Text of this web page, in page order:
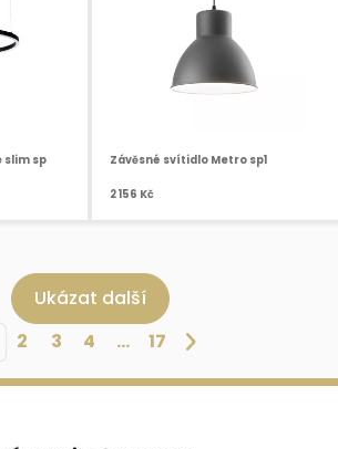
slim sp
Závěsné svítidlo Metro sp1
2 156 Kč
Ukázat další
2 3 4 ... 17